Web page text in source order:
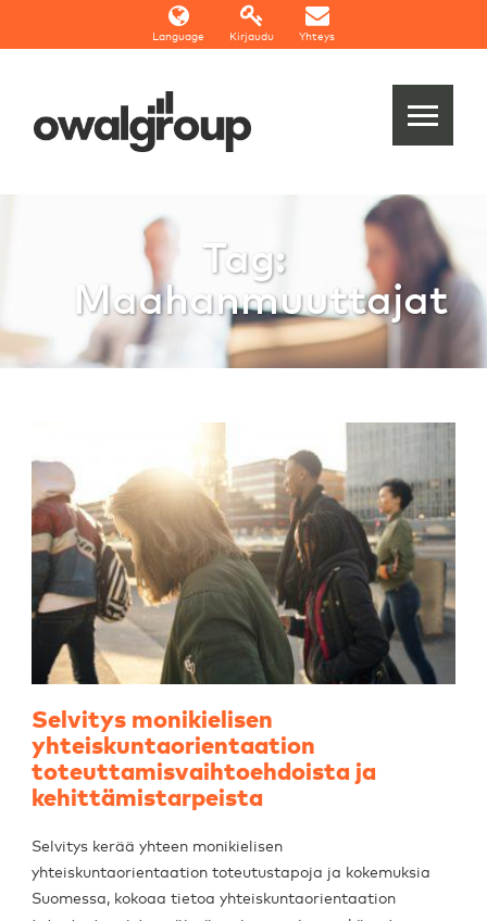
Language Kirjaudu Yhteys
Tag:
Maahanmuuttajat
Selvitys monikielisen
yhteiskuntaorientaation
toteuttamisvaihtoehdoista ja
kehittämistarpeista
Selvitys kerää yhteen monikielisen
yhteiskuntaorientaation toteutustapoja ja kokemuksia
Suomessa, kokoaa tietoa yhteiskuntaorientaation